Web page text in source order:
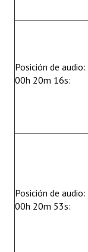
Posición de audio:
00h 20m 16s:
Posición de audio:
00h 20m 53s: